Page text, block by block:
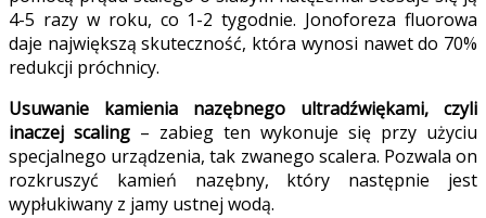
4-5 razy w roku, co 1-2 tygodnie. Jonoforeza fluorowa
daje największą skuteczność, która wynosi nawet do 70%
redukcji próchnicy.
Usuwanie kamienia nazębnego ultradźwiękami, czyli
inaczej scaling – zabieg ten wykonuje się przy użyciu
specjalnego urządzenia, tak zwanego scalera. Pozwala on
rozkruszyć kamień nazębny, który następnie jest
wypłukiwany z jamy ustnej wodą.